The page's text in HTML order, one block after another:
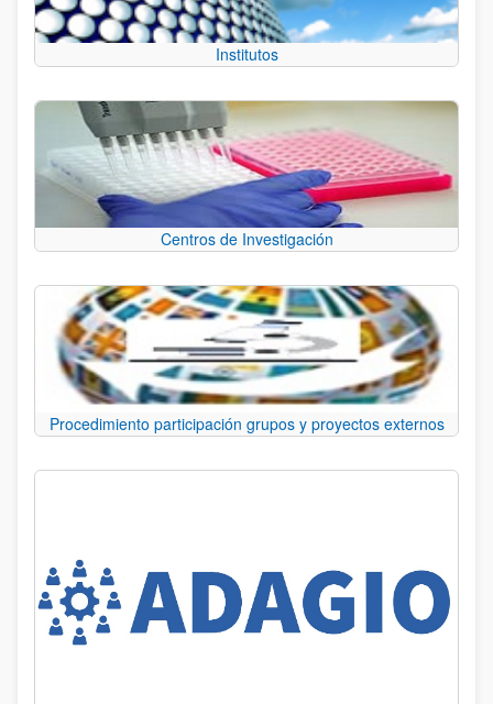
Institutos
Centros de Investigación
Procedimiento participación grupos y proyectos externos